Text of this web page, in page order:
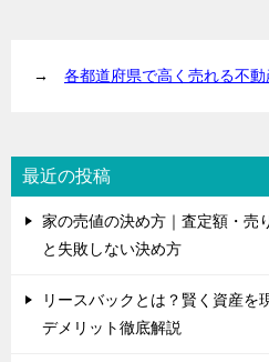
→ 各都道府県で高く売れる不
最近の投稿
家の売値の決め方｜査定額・売
と失敗しない決め方
リースバックとは？賢く資産を
デメリット徹底解説